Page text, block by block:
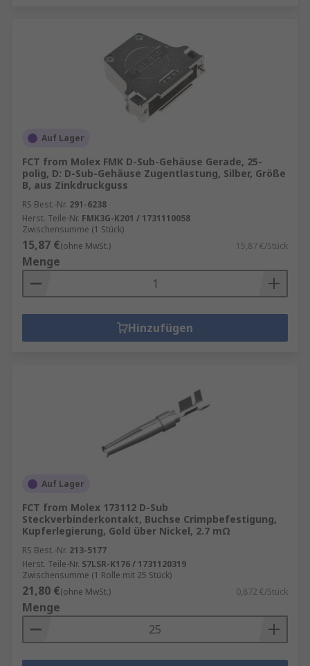
Auf Lager
FCT from Molex FMK D-Sub-Gehäuse Gerade, 25-
polig, D: D-Sub-Gehäuse Zugentlastung, Silber, Größe
B, aus Zinkdruckguss
RS Best.-Nr. 291-6238
Herst. Teile-Nr. FMK3G-K201 / 1731110058
Zwischensumme (1 Stück)
15,87 €(ohne MwSt.) 15,87 €/Stück
Menge
Hinzufügen
Auf Lager
FCT from Molex 173112 D-Sub
Steckverbinderkontakt, Buchse Crimpbefestigung,
Kupferlegierung, Gold über Nickel, 2.7 mΩ
RS Best.-Nr. 213-5177
Herst. Teile-Nr. S7LSR-K176 / 1731120319
Zwischensumme (1 Rolle mit 25 Stück)
21,80 €(ohne MwSt.) 0,872 €/Stück
Menge